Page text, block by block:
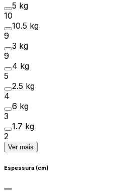
5 kg
10
10.5 kg
9
3 kg
9
4 kg
5
2.5 kg
4
6 kg
3
1.7 kg
2
Ver mais
Espessura (cm)